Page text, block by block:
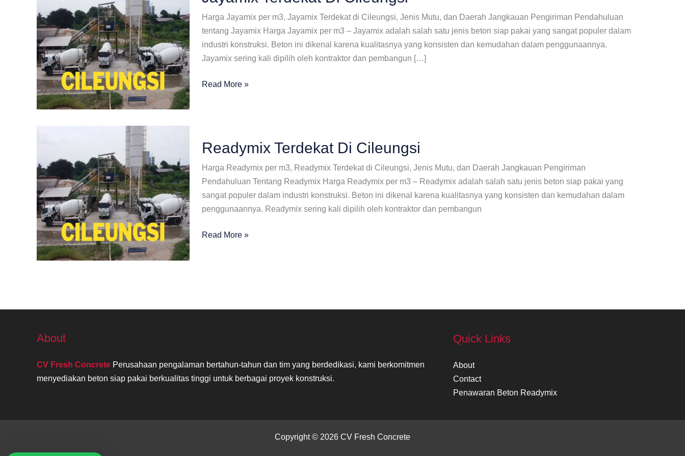
Harga Jayamix per m3, Jayamix Terdekat di Cileungsi, Jenis Mutu, dan Daerah Jangkauan Pengiriman Pendahuluan
tentang Jayamix Harga Jayamix per m3 – Jayamix adalah salah satu jenis beton siap pakai yang sangat populer dalam
industri konstruksi. Beton ini dikenal karena kualitasnya yang konsisten dan kemudahan dalam penggunaannya.
Jayamix sering kali dipilih oleh kontraktor dan pembangun […]
Jayamix
Read More »
Readymix Terdekat Di Cileungsi
Harga Readymix per m3, Readymix Terdekat di Cileungsi, Jenis Mutu, dan Daerah Jangkauan Pengiriman
Pendahuluan Tentang Readymix Harga Readymix per m3 – Readymix adalah salah satu jenis beton siap pakai yang
sangat populer dalam industri konstruksi. Beton ini dikenal karena kualitasnya yang konsisten dan kemudahan dalam
penggunaannya. Readymix sering kali dipilih oleh kontraktor dan pembangun
Readymix
Read More »
About
CV Fresh Concrete Perusahaan pengalaman bertahun-tahun dan tim yang berdedikasi, kami berkomitmen
menyediakan beton siap pakai berkualitas tinggi untuk berbagai proyek konstruksi.
Quick Links
About
Contact
Penawaran Beton Readymix
Copyright © 2026 CV Fresh Concrete